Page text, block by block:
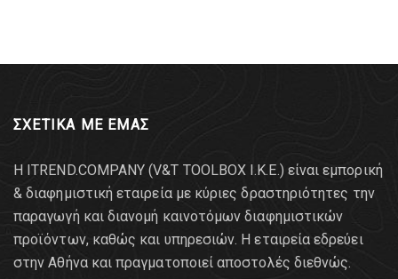
ΣΧΕΤΙΚΑ ΜΕ ΕΜΑΣ
Η ITREND.COMPANY (V&T TOOLBOX Ι.Κ.Ε.) είναι εμπορική
& διαφημιστική εταιρεία με κύριες δραστηριότητες την
παραγωγή και διανομή καινοτόμων διαφημιστικών
προϊόντων, καθώς και υπηρεσιών. Η εταιρεία εδρεύει
στην Αθήνα και πραγματοποιεί αποστολές διεθνώς.